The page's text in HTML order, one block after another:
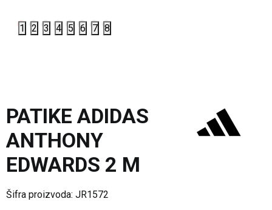
1 2 3 4 5 6 7 8
PATIKE ADIDAS
ANTHONY
EDWARDS 2 M
Šifra proizvoda: JR1572